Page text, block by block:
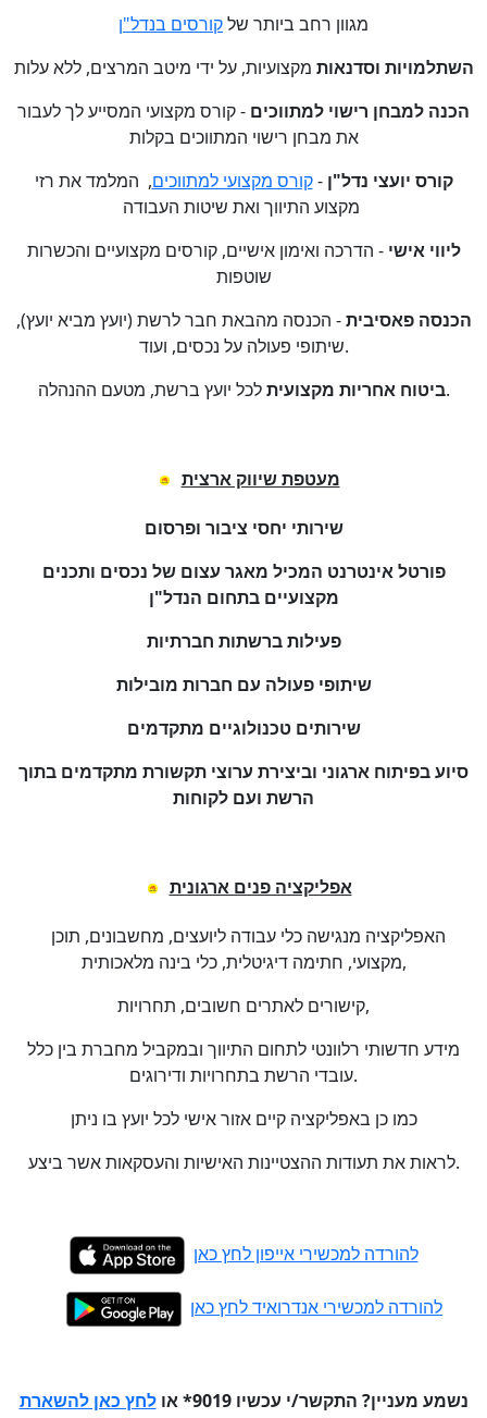
מגוון רחב ביותר שלקורסים בנדל"ן
השתלמויות וסדנאות מקצועיות, על ידי מיטב המרצים, ללא עלות
הכנה למבחן רישוי למתווכים - קורס מקצועי המסייע לך לעבור
את מבחן רישוי המתווכים בקלות
קורס יועצי נדל"ן -קורס מקצועי למתווכים, המלמד את רזי
ליווי אישי - הדרכה ואימון אישיים, קורסים מקצועיים והכשרות
שוטפות
הכנסה פאסיבית- הכנסה מהבאת חבר לרשת (יועץ מביא יועץ),
שיתופי פעולה על נכסים, ועוד.
ביטוח אחריות מקצועיתלכל יועץ ברשת, מטעם ההנהלה.
מעטפת שיווק ארצית
שירותי יחסי ציבור ופרסום
פורטל אינטרנט המכיל מאגר עצום של נכסים ותכנים
מקצועיים בתחום הנדל"ן
פעילות ברשתות חברתיות
שיתופי פעולה עם חברות מובילות
שירותים טכנולוגיים מתקדמים
סיוע בפיתוח ארגוני וביצירת ערוצי תקשורת מתקדמים בתוך
הרשת ועם לקוחות
אפליקציה פנים ארגונית
מקצועי, חתימה דיגיטלית, כלי בינה מלאכותית,
קישורים לאתרים חשובים, תחרויות,
מידע חדשותי רלוונטי לתחום התיווך ובמקביל מחברת בין כלל
עובדי הרשת בתחרויות ודירוגים.
כמו כן באפליקציה קיים אזור אישי לכל יועץ בו ניתן
לראות את תעודות ההצטיינות האישיות והעסקאות אשר ביצע.
להורדה למכשירי אייפון לחץ כאן
להורדה למכשירי אנדרואיד לחץ כאן
נשמע מעניין? התקשר/י עכשיו 9019* או
לחץ כאן להשארת